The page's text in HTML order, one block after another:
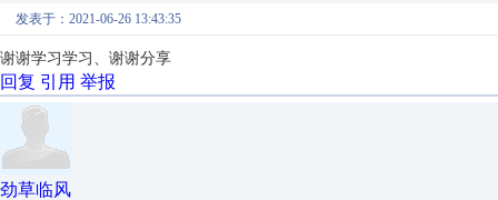
发表于：2021-06-26 13:43:35
谢谢学习学习、谢谢分享
回复 引用 举报
劲草临风